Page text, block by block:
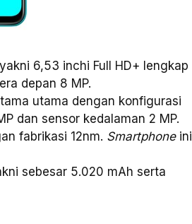
6,53 inchi Full HD+ lengkap
depan 8 MP.
utama dengan konfigurasi
dan sensor kedalaman 2 MP.
fabrikasi 12nm. Smartphone ini
sebesar 5.020 mAh serta